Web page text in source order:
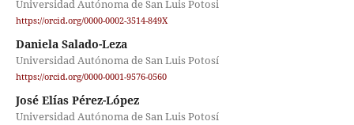
Universidad Autónoma de San Luis Potosi
https://orcid.org/0000-0002-3514-849X
Daniela Salado-Leza
Universidad Autónoma de San Luis Potosí
https://orcid.org/0000-0001-9576-0560
José Elías Pérez-López
Universidad Autónoma de San Luis Potosí